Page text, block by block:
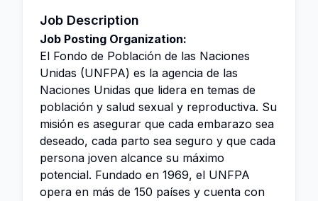
Job Description
Job Posting Organization:
El Fondo de Población de las Naciones
Unidas (UNFPA) es la agencia de las
Naciones Unidas que lidera en temas de
población y salud sexual y reproductiva. Su
misión es asegurar que cada embarazo sea
deseado, cada parto sea seguro y que cada
persona joven alcance su máximo
potencial. Fundado en 1969, el UNFPA
opera en más de 150 países y cuenta con